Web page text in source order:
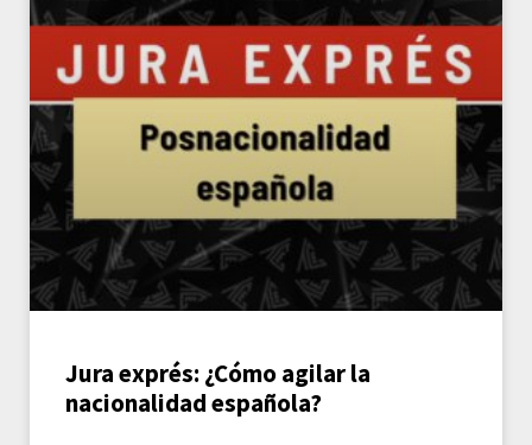
Jura exprés: ¿Cómo agilar la
nacionalidad española?